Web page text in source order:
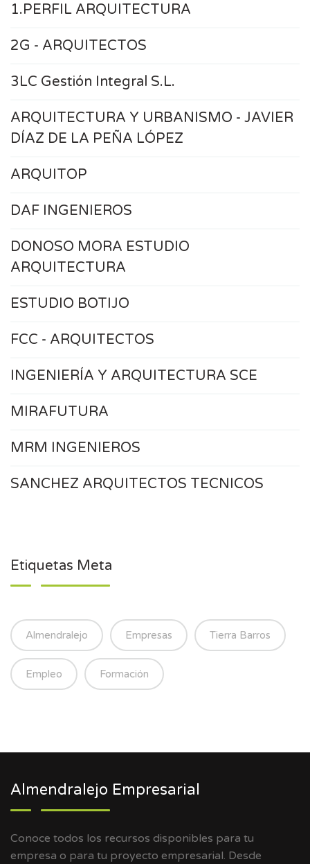
1.PERFIL ARQUITECTURA
2G - ARQUITECTOS
3LC Gestión Integral S.L.
ARQUITECTURA Y URBANISMO - JAVIER
DÍAZ DE LA PEÑA LÓPEZ
ARQUITOP
DAF INGENIEROS
DONOSO MORA ESTUDIO
ARQUITECTURA
ESTUDIO BOTIJO
FCC - ARQUITECTOS
INGENIERÍA Y ARQUITECTURA SCE
MIRAFUTURA
MRM INGENIEROS
SANCHEZ ARQUITECTOS TECNICOS
Etiquetas Meta
Almendralejo Empresas Tierra Barros
Empleo Formación
Almendralejo Empresarial
Conoce todos los recursos disponibles para tu
empresa o para tu proyecto empresarial. Desde